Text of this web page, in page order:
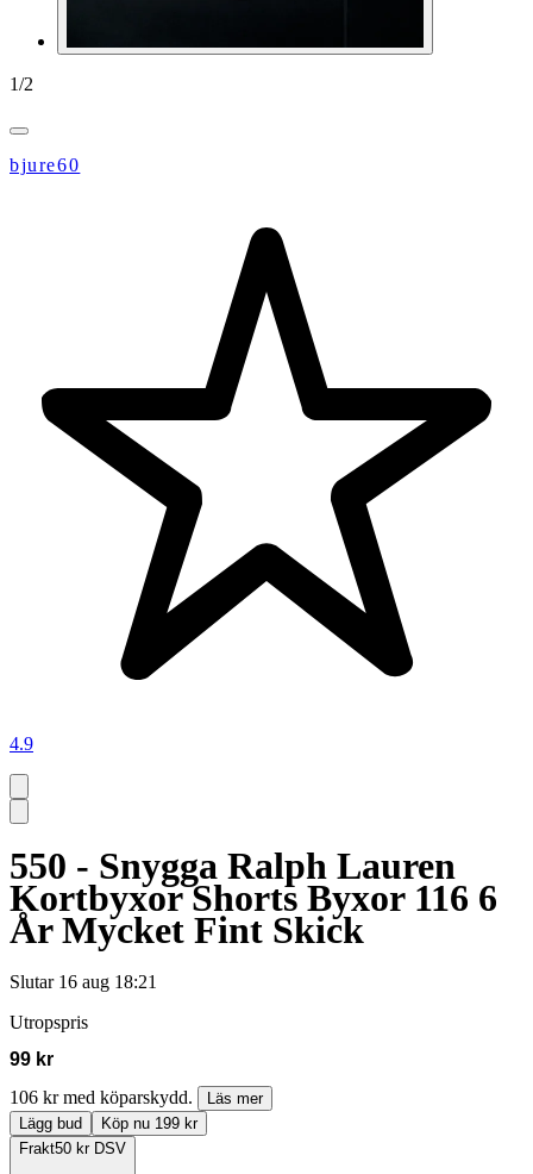
1/2
bjure60
4.9
550 - Snygga Ralph Lauren
Kortbyxor Shorts Byxor 116 6
År Mycket Fint Skick
Slutar 16 aug 18:21
Utropspris
99 kr
106 kr med köparskydd.
Läs mer
Lägg bud
Köp nu 199 kr
Frakt50 kr DSV